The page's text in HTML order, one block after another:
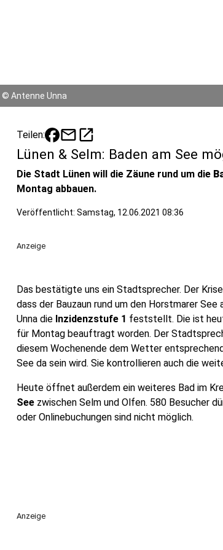
© Antenne Unna
Teilen: mailopen_in_new
Lünen & Selm: Baden am See
Die Stadt Lünen will die Zäune rund um die
Montag abbauen.
Veröffentlicht: Samstag, 12.06.2021 08:36
Anzeige
Das bestätigte uns ein Stadtsprecher. Der
dass der Bauzaun rund um den Horstmarer
Unna die Inzidenzstufe 1 feststellt. Die ist
für Montag beauftragt worden. Der
diesem Wochenende dem Wetter
See da sein wird. Sie kontrollieren auch die
Heute öffnet außerdem ein weiteres Bad im
See zwischen Selm und Olfen. 580 Besucher
oder Onlinebuchungen sind nicht möglich.
Anzeige